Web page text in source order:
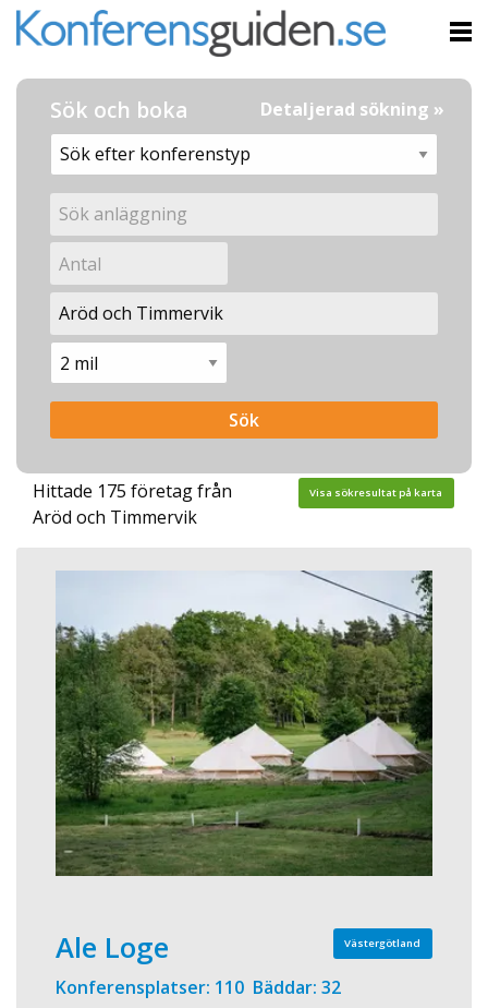
Sök och boka Detaljerad sökning »
Hittade 175 företag från
Aröd och Timmervik
Visa sökresultat på karta
Västergötland
Ale Loge
Konferensplatser: 110 Bäddar: 32